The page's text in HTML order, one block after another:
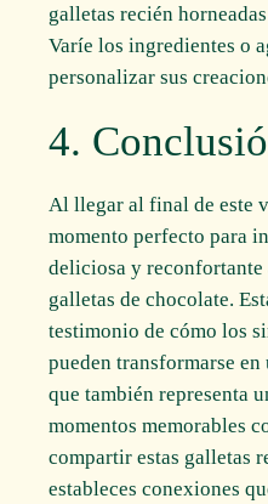
galletas recién
Varíe los ingredientes o
personalizar sus
4.
Al llegar al final de este
momento perfecto para
deliciosa y
galletas de chocolate.
testimonio de cómo los
pueden transformarse
que también representa
momentos memorables
compartir estas galletas
estableces conexiones